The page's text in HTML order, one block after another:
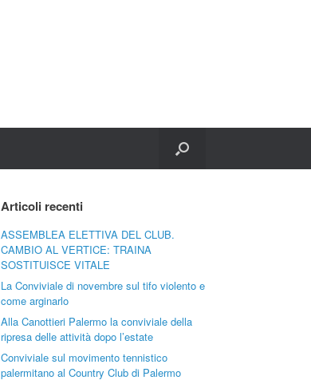
Articoli recenti
ASSEMBLEA ELETTIVA DEL CLUB.
CAMBIO AL VERTICE: TRAINA
SOSTITUISCE VITALE
La Conviviale di novembre sul tifo violento e
come arginarlo
Alla Canottieri Palermo la conviviale della
ripresa delle attività dopo l’estate
Conviviale sul movimento tennistico
palermitano al Country Club di Palermo